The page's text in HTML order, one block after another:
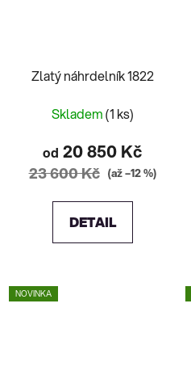
Zlatý náhrdelník 1822
Skladem(1 ks)
od 20 850 Kč
23 600 Kč (až –12 %)
DETAIL
NOVINKA